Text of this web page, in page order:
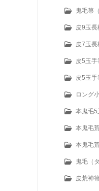
鬼毛箒
皮9玉長
皮7玉長
皮5玉手
皮5玉手
ロング
本鬼毛5
本鬼毛
本鬼毛
鬼毛（
皮荒神